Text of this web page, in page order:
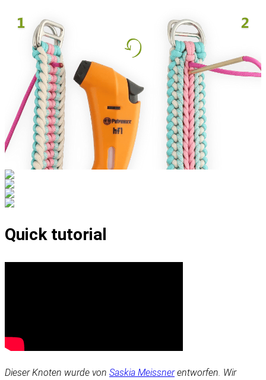
Quick tutorial
Dieser Knoten wurde von Saskia Meissnerentworfen. Wir